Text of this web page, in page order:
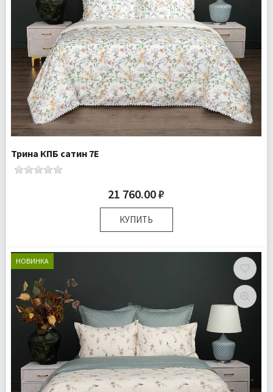
Трина КПБ сатин 7Е
21 760.00 ₽
КУПИТЬ
Комплектация:
Пододеяльники 2 шт Простыня 1 шт
Наволочки 4 шт
Ткань:
Сатин
Доставка:
Бесплатно
НОВИНКА